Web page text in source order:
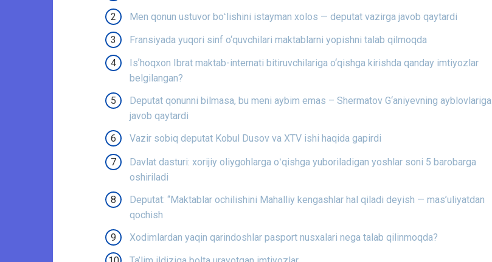
Men qonun ustuvor boʻlishini istayman xolos — deputat vazirga javob qaytardi
Fransiyada yuqori sinf o‘quvchilari maktablarni yopishni talab qilmoqda
Isʼhoqxon Ibrat maktab-internati bitiruvchilariga o‘qishga kirishda qanday imtiyozlar
belgilangan?
Deputat qonunni bilmasa, bu meni aybim emas – Shermatov G‘aniyevning ayblovlariga
javob qaytardi
Vazir sobiq deputat Kobul Dusov va XTV ishi haqida gapirdi
Davlat dasturi: xorijiy oliygohlarga oʻqishga yuboriladigan yoshlar soni 5 barobarga
oshiriladi
Deputat: “Maktablar ochilishini Mahalliy kengashlar hal qiladi deyish — mas’uliyatdan
qochish
Xodimlardan yaqin qarindoshlar pasport nusxalari nega talab qilinmoqda?